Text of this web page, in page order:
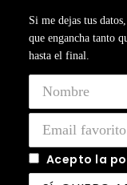
Si me dejas tus
que engancha tanto
hasta el final.
Acepto la